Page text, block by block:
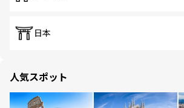
日本
人気スポット